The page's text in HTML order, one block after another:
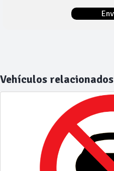
Vehículos relacionados